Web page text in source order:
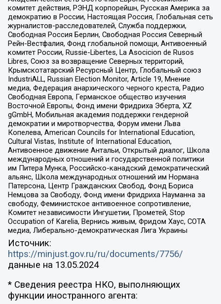
комитет действия, РЭНД корпорейшн, Русская Америка за
демократию в России, Настоящая Россия, Глобальная сеть
журналистов-расследователей, Служба поддержки,
Свободная Россия Берлин, Свободная Россия Северный
Рейн-Вестфалия, Фонд глобальной помощи, Антивоенный
комитет России, Russie-Libertes, La Asocicion de Rusos
Libres, Союз за возвращение Северных территорий,
Крымскотатарский Ресурсный Центр, Глобальный союз
IndustriALL, Russian Election Monitor, Article 19, Мнение
медиа, Федерация анархического черного креста, Радио
Свободная Европа, Германское общество изучения
Восточной Европы, Фонд имени Фридриха Эберта, XZ
gGmbH, Мобильная академия поддержки гендерной
демократии и миротворчества, Форум имени Льва
Копелева, American Councils for International Education,
Cultural Vistas, Institute of International Education,
Антивоенное движение Антальи, Открытый диалог, Школа
международных отношений и государственной политики
им Питера Мунка, Российско-канадский демократический
альянс, Школа международных отношений им Нормана
Патерсона, Центр Гражданских Свобод, Фонд Бориса
Немцова за Свободу, Фонд имени Фридриха Науманна за
свободу, Феминистское антивоенное сопротивление,
Комитет независимости Ингушетии, Прометей, Stop
Occupation of Karelia, Вернись живым, Фридом Хаус, СОТА
медиа, Либерально-демократическая Лига Украины
Источник:
https://minjust.gov.ru/ru/documents/7756/
данные на 13.05.2024
* Сведения реестра НКО, выполняющих
функции иностранного агента: